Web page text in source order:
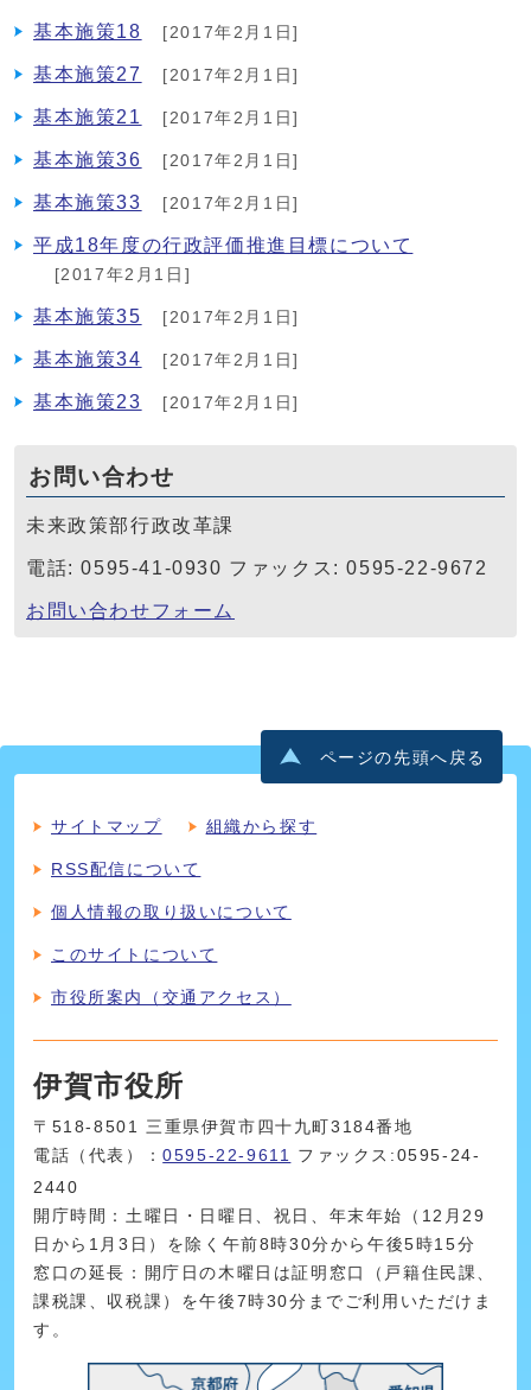
基本施策18 [2017年2月1日]
基本施策27 [2017年2月1日]
基本施策21 [2017年2月1日]
基本施策36 [2017年2月1日]
基本施策33 [2017年2月1日]
平成18年度の行政評価推進目標について
[2017年2月1日]
基本施策35 [2017年2月1日]
基本施策34 [2017年2月1日]
基本施策23 [2017年2月1日]
お問い合わせ
未来政策部行政改革課
電話: 0595-41-0930 ファックス: 0595-22-9672
お問い合わせフォーム
ページの先頭へ戻る
サイトマップ 組織から探す
RSS配信について
個人情報の取り扱いについて
このサイトについて
市役所案内（交通アクセス）
伊賀市役所
〒518-8501 三重県伊賀市四十九町3184番地
電話（代表）：0595-22-9611
ファックス:0595-24-
2440
開庁時間：土曜日・日曜日、祝日、年末年始（12月29
日から1月3日）を除く午前8時30分から午後5時15分
窓口の延長：開庁日の木曜日は証明窓口（戸籍住民課、
課税課、収税課）を午後7時30分までご利用いただけま
す。